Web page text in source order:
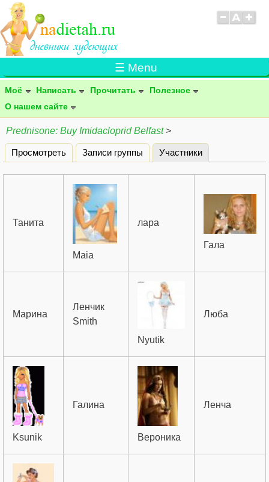
☰ Menu
Моё Написать Прочитать
Полезное
О нашем сайте
Prednisone: Buy Imidacloprid Belfast>
Главные вкладки
Просмотреть Записи группы Участники
Танита
Maia
лара
Гала
Марина
Ленчик
Smith
Nyutik
Люба
Ksunik
Галина
Вероника
Ленча